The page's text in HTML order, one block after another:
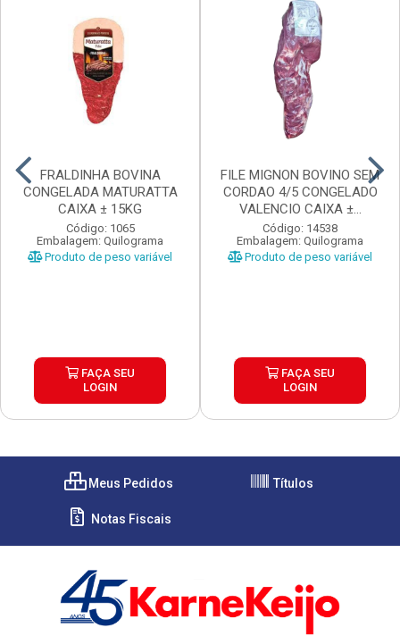
FRALDINHA BOVINA
CONGELADA MATURATTA
CAIXA ± 15KG
Código: 1065
Embalagem: Quilograma
Produto de peso variável
FAÇA SEU
LOGIN
FILE MIGNON BOVINO SEM
CORDAO 4/5 CONGELADO
VALENCIO CAIXA ±...
Código: 14538
Embalagem: Quilograma
Produto de peso variável
FAÇA SEU
LOGIN
Meus Pedidos Títulos
Notas Fiscais